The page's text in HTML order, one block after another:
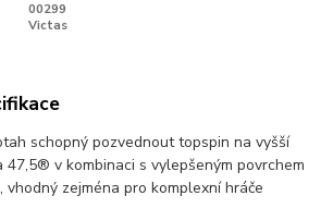
00299
Victas
schopný pozvednout topspin na vyšší
47,5® v kombinaci s vylepšeným povrchem
, vhodný zejména pro komplexní hráče